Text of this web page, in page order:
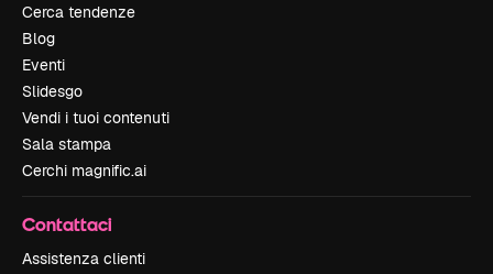
Cerca tendenze
Blog
Eventi
Slidesgo
Vendi i tuoi contenuti
Sala stampa
Cerchi magnific.ai
Contattaci
Assistenza clienti